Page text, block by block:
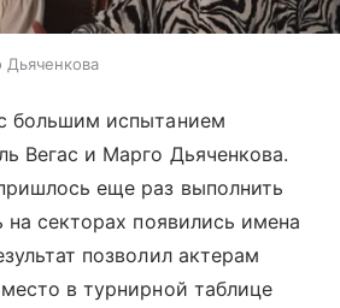
Дьяченкова
большим испытанием
Вегас и Марго Дьяченкова.
еще раз выполнить
на секторах появились имена
позволил актерам
в турнирной таблице